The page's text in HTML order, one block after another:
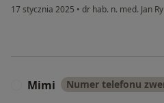
17 stycznia 2025 • dr hab. n. med. Jan
Mimi Numer telefonu